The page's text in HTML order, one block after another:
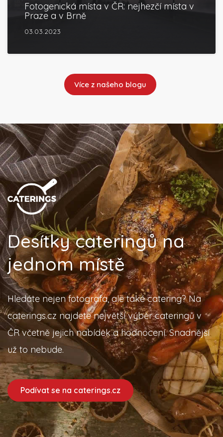
Fotogenická místa v ČR: nejhezčí místa v
Praze a v Brně
03.03.2023
Více z našeho blogu
Desítky cateringů na
jednom místě
Hledáte nejen fotografa, ale také catering? Na
caterings.cz najdete největší výběr cateringů v
ČR včetně jejich nabídek a hodnocení. Snadnější
už to nebude.
Podívat se na caterings.cz